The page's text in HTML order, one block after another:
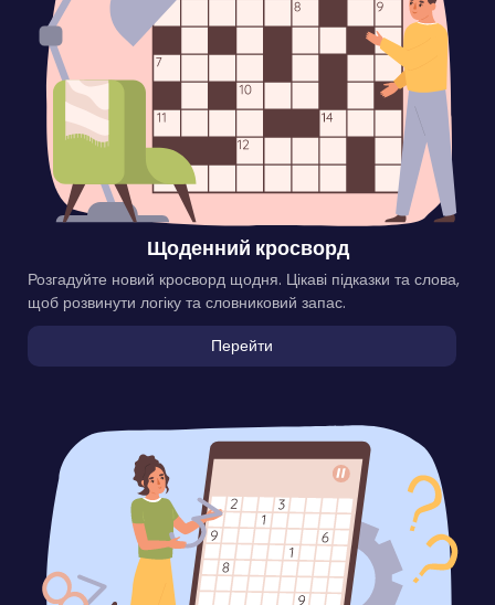
Щоденний кросворд
Розгадуйте новий кросворд щодня. Цікаві підказки та слова,
щоб розвинути логіку та словниковий запас.
Перейти